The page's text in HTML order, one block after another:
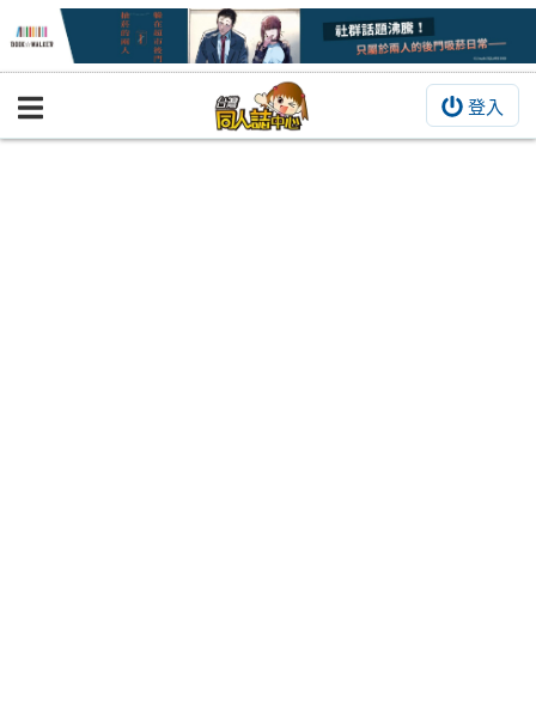
登入
BOOKY書集倉庫